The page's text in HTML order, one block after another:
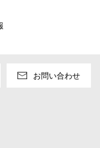
お問い合わせ